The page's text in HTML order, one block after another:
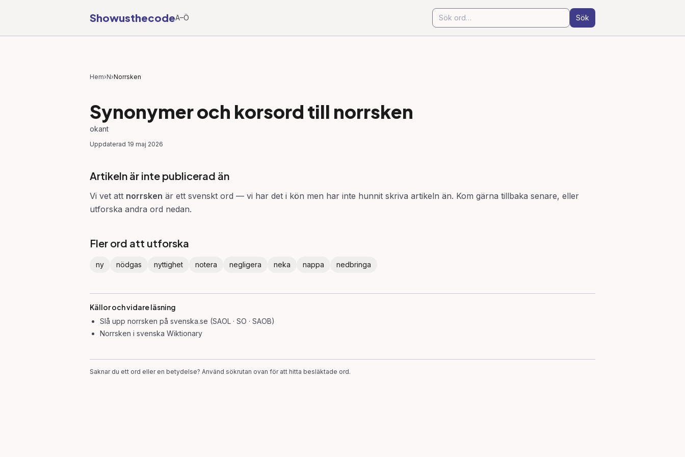
ShowusthecodeA–Ö Sök
Hem›N›Norrsken
Synonymer och korsord till norrsken
okant
Uppdaterad 19 maj 2026
Artikeln är inte publicerad än
Vi vet att norrsken är ett svenskt ord — vi har det i kön men har inte hunnit skriva artikeln än. Kom gärna tillbaka senare, eller
utforska andra ord nedan.
Fler ord att utforska
ny nödgas nyttighet notera negligera neka nappa nedbringa
Källor och vidare läsning
Slå upp norrsken på svenska.se (SAOL · SO · SAOB)
Norrsken i svenska Wiktionary
Saknar du ett ord eller en betydelse? Använd sökrutan ovan för att hitta besläktade ord.